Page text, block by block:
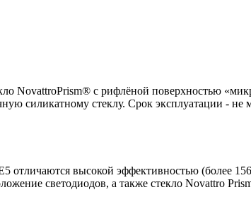
NovattroPrism® с рифлёной поверхностью
силикатному стеклу. Срок эксплуатации - не
отличаются высокой эффективностью (более
светодиодов, а также стекло Novattro